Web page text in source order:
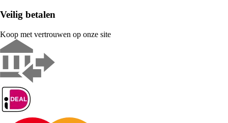
Veilig betalen
Koop met vertrouwen op onze site